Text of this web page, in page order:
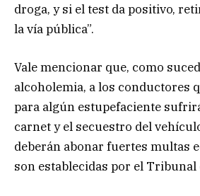
droga, y si el test da positivo,
la vía pública”.
Vale mencionar que, como
alcoholemia, a los conductores
para algún estupefaciente
carnet y el secuestro del
deberán abonar fuertes multas
son establecidas por el Tribunal